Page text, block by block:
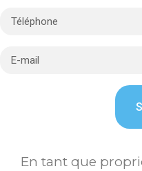
En tant que